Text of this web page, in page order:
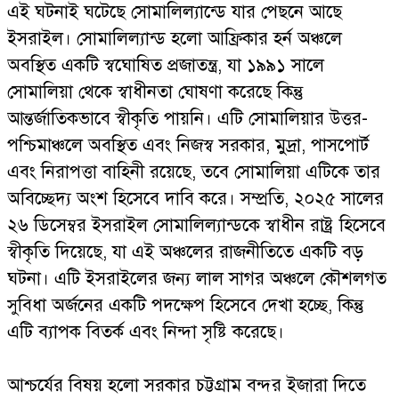
এই ঘটনাই ঘটেছে সোমালিল্যান্ডে যার পেছনে আছে
ইসরাইল। সোমালিল্যান্ড হলো আফ্রিকার হর্ন অঞ্চলে
অবস্থিত একটি স্বঘোষিত প্রজাতন্ত্র, যা ১৯৯১ সালে
সোমালিয়া থেকে স্বাধীনতা ঘোষণা করেছে কিন্তু
আন্তর্জাতিকভাবে স্বীকৃতি পায়নি। এটি সোমালিয়ার উত্তর-
পশ্চিমাঞ্চলে অবস্থিত এবং নিজস্ব সরকার, মুদ্রা, পাসপোর্ট
এবং নিরাপত্তা বাহিনী রয়েছে, তবে সোমালিয়া এটিকে তার
অবিচ্ছেদ্য অংশ হিসেবে দাবি করে। সম্প্রতি, ২০২৫ সালের
২৬ ডিসেম্বর ইসরাইল সোমালিল্যান্ডকে স্বাধীন রাষ্ট্র হিসেবে
স্বীকৃতি দিয়েছে, যা এই অঞ্চলের রাজনীতিতে একটি বড়
ঘটনা। এটি ইসরাইলের জন্য লাল সাগর অঞ্চলে কৌশলগত
সুবিধা অর্জনের একটি পদক্ষেপ হিসেবে দেখা হচ্ছে, কিন্তু
এটি ব্যাপক বিতর্ক এবং নিন্দা সৃষ্টি করেছে।
আশ্চর্যের বিষয় হলো সরকার চট্টগ্রাম বন্দর ইজারা দিতে